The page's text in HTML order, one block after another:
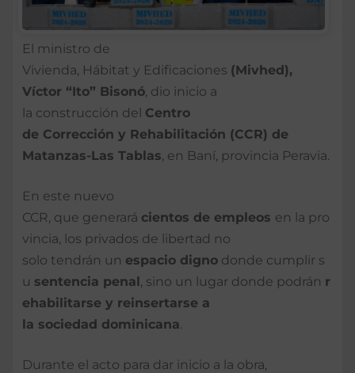
El ministro de
Vivienda, Hábitat y Edificaciones (Mivhed),
Víctor “Ito” Bisonó , dio inicio a
la construcción del Centro
de Corrección y Rehabilitación (CCR) de
Matanzas-Las Tablas , en Baní, provincia Peravia.
En este nuevo
CCR, que generará cientos de empleos en la pro
vincia, los privados de libertad no
solo tendrán un espacio digno donde cumplir s
u sentencia penal , sino un lugar donde podrán r
ehabilitarse y reinsertarse a
la sociedad dominicana
Durante el acto para dar inicio a la obra,